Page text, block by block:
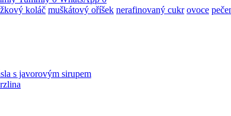
koláč muškátový oříšek nerafinovaný cukr ovoce
s javorovým sirupem